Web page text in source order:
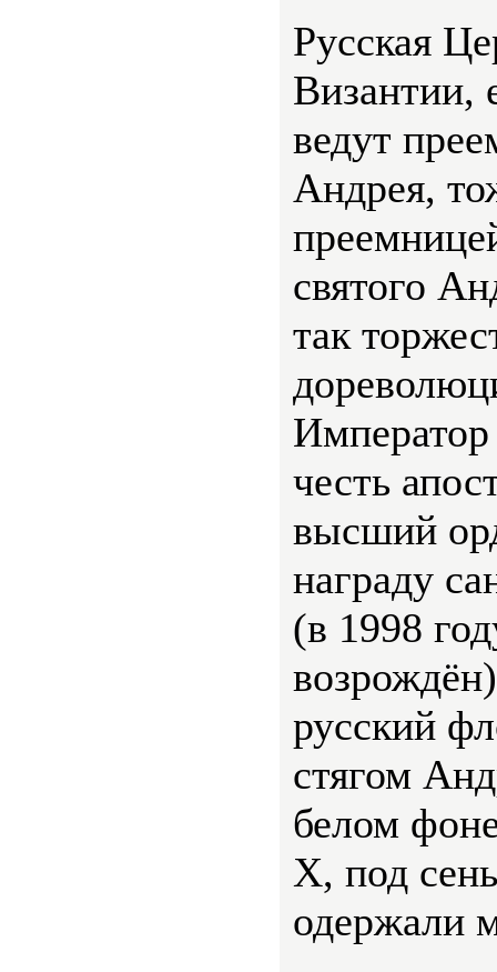
Русская
Византии,
ведут
Андрея,
святого
так
честь
высший
награду
(в 1998
русский
стягом
белом
X, под
одержали